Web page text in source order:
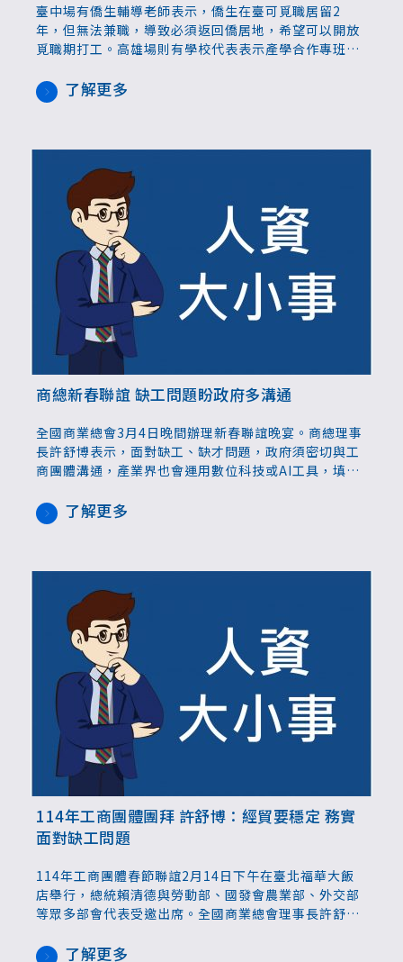
臺中場有僑生輔導老師表示，僑生在臺可覓職居留2
年，但無法兼職，導致必須返回僑居地，希望可以開放
覓職期打工。高雄場則有學校代表表示產學合作專班僑
無法工作，造成企業困擾，另美容美髮行業表示缺工，
希望能開放聘用僑外生。
了解更多
商總新春聯誼 缺工問題盼政府多溝通
全國商業總會3月4日晚間辦理新春聯誼晚宴。商總理事
長許舒博表示，面對缺工、缺才問題，政府須密切與工
商團體溝通，產業界也會運用數位科技或AI工具，填補
進行基本的碳盤查，並投入綠領人才的培育，建構屬於
服務業、中小企業的輔導機制。
了解更多
114年工商團體團拜 許舒博：經貿要穩定 務實
面對缺工問題
114年工商團體春節聯誼2月14日下午在臺北福華大飯
店舉行，總統賴清德與勞動部、國發會農業部、外交部
等眾多部會代表受邀出席。全國商業總會理事長許舒博
交流等面向上趨於穩定。另外他也再次反映工商企業面
了解更多